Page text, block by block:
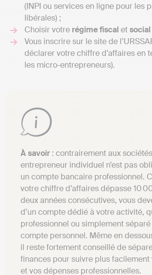
(INPI ou services en ligne pour les
libérales) ;
Choisir votre régime fiscal etsocial
Vous inscrire sur le site de
déclarer votre chiffre d’affaires en
les micro-entrepreneurs).
À savoir : contrairement aux
entrepreneur individuel n’est pas
un compte bancaire professionnel.
votre chiffre d’affaires dépasse 10
deux années consécutives, vous
d’un compte dédié à votre activité,
professionnel ou simplement
compte personnel. Même en
il reste fortement conseillé de
finances pour suivre plus facilement
et vos dépenses professionnelles.